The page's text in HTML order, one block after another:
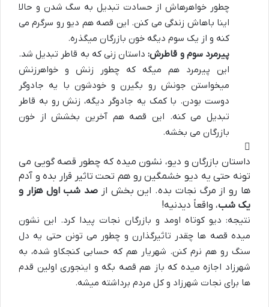
چطور خواهرهاش از حسادت تبدیل به سگ شدن و حالا
اینا باهاش زندگی می کنن. این قصه هم دیو رو سرگرم می
کنه و از یک سوم دیگه خون بازرگان میگذره.
پیرمرد سوم و قاطرش:داستان زنی که به قاطر تبدیل شد.
این پیرمرد هم میگه که چطور زنش و خواهرزنش
میخواستن جونش رو بگیرن و خودشون با یه جادوگر
دوست بودن. با کمک یه جادوگر دیگه، زنش رو به قاطر
تبدیل می کنه. این قصه هم آخرین بخشش از خون
بازرگان می بخشه.
داستان بازرگان و دیو، نشون میده که چطور قصه گویی می
تونه حتی یه دیو خشمگین رو هم تحت تاثیر قرار بده و آدم
ها رو از مرگ نجات بده. این بخش از صد شب اول هزار و
یک شب، واقعاً دیدنیه!
نتیجه: دیو کوتاه اومد و بازرگان نجات پیدا کرد. این نشون
میده قصه ها چقدر تاثیرگذارن و چطور می تونن حتی یه دل
سنگ رو هم نرم کنن. شهریار هم که حسابی کنجکاو شده، به
شهرزاد اجازه میده که باز هم قصه بگه و اینجوری اولین قدم
ها برای نجات شهرزاد و کل مردم برداشته میشه.